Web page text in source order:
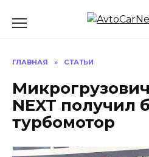
ГЛАВНАЯ » СТАТЬИ
NEXT получил
турбомотор